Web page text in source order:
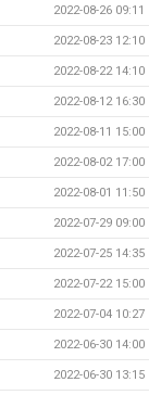
2022-08-26 09:11
2022-08-23 12:10
2022-08-22 14:10
2022-08-12 16:30
2022-08-11 15:00
2022-08-02 17:00
2022-08-01 11:50
2022-07-29 09:00
2022-07-25 14:35
2022-07-22 15:00
2022-07-04 10:27
2022-06-30 14:00
2022-06-30 13:15